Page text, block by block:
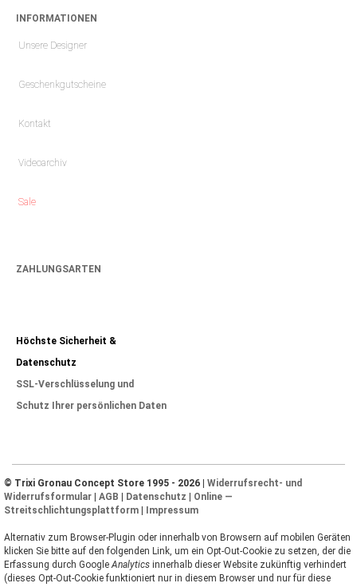
INFORMATIONEN
Unsere Designer
Geschenkgutscheine
Kontakt
Videoarchiv
Sale
ZAHLUNGSARTEN
Höchste Sicherheit &
Datenschutz
SSL-Verschlüsselung und
Schutz Ihrer persönlichen Daten
© Trixi Gronau Concept Store 1995 - 2026 | Widerrufsrecht- und
Widerrufsformular | AGB | Datenschutz | Online —
Streitschlichtungsplattform | Impressum
Alternativ zum Browser-Plugin oder innerhalb von Browsern auf mobilen Geräten
klicken Sie bitte auf den folgenden Link, um ein Opt-Out-Cookie zu setzen, der die
Erfassung durch Google Analytics innerhalb dieser Website zukünftig verhindert
(dieses Opt-Out-Cookie funktioniert nur in diesem Browser und nur für diese